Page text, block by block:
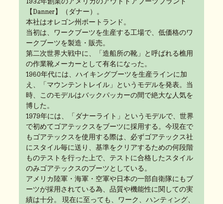
【Danner】（ダナー）。
本社はオレゴン州ポートランド。
当初は、ワークブーツを生産する工場で、低価格のワ
ークブーツを製造・販売。
第二次世界大戦中に、「造船所の靴」と呼ばれる樵用
の作業靴メーカーとして有名になった。
1960年代には、ハイキングブーツを生産ラインに加
え、「マウンテントレイル」というモデルを発表。当
時、このモデルはバックパッカーの間で絶大な人気を
博した。
1979年には、「ダナーライト」というモデルで、世界
で初めてゴアテックスをブーツに採用する。今現在で
もゴアテックスを使用する際は、必ずゴアテックス社
にスタイル毎に送り、基準をクリアするための何段階
ものテストを行った上で、テストに合格したスタイル
のみゴアテックスのブーツとしている。
アメリカ陸軍・海軍・空軍や日本の一部自衛隊にもブ
ーツが採用されている為、品質や機能性に関しての実
績は十分。 現在に至っても、ワーク、ハンティング、